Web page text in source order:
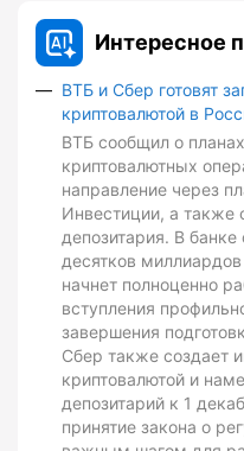
Интересное
ВТБ и Сбер готовят
криптовалютой в
ВТБ сообщил о
криптовалютных
направление через
Инвестиции, а
депозитария. В
десятков
начнет полноценно
вступления
завершения
Сбер также создает
криптовалютой и
депозитарий к 1
принятие закона о